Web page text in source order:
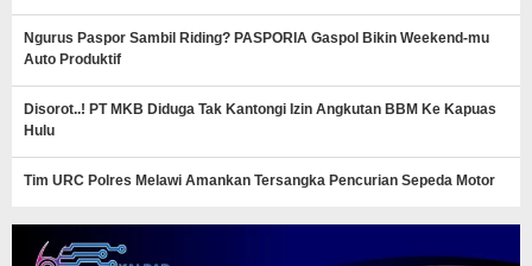
Ngurus Paspor Sambil Riding? PASPORIA Gaspol Bikin Weekend-mu
Auto Produktif
Disorot..! PT MKB Diduga Tak Kantongi Izin Angkutan BBM Ke Kapuas
Hulu
Tim URC Polres Melawi Amankan Tersangka Pencurian Sepeda Motor